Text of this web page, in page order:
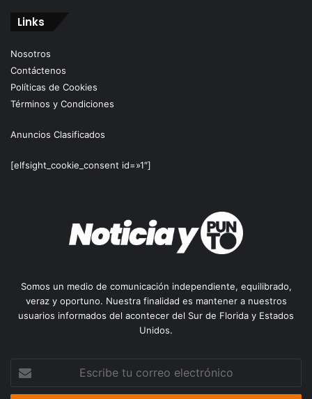
Links
Nosotros
Contáctenos
Políticas de Cookies
Términos y Condiciones
Anuncios Clasificados
[elfsight_cookie_consent id=»1″]
Somos un medio de comunicación independiente, equilibrado,
veraz y oportuno. Nuestra finalidad es mantener a nuestros
usuarios informados del acontecer del Sur de Florida y Estados
Unidos.
Escribe
tu
correo